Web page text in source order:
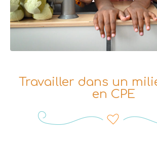
Travailler dans un
en CPE